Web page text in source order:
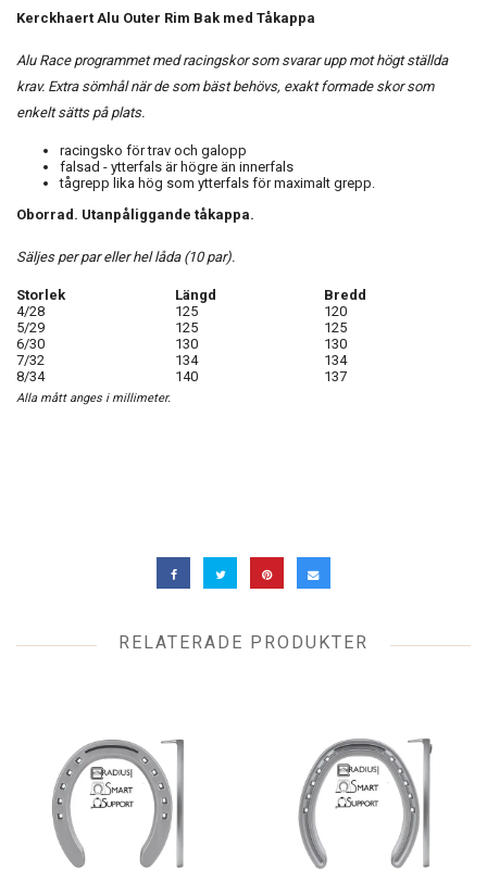
Kerckhaert Alu Outer Rim Bak med Tåkappa
Alu Race programmet med racingskor som svarar upp mot högt ställda
krav. Extra sömhål när de som bäst behövs, exakt formade skor som
enkelt sätts på plats.
racingsko för trav och galopp
falsad - ytterfals är högre än innerfals
tågrepp lika hög som ytterfals för maximalt grepp.
Oborrad. Utanpåliggande tåkappa.
Säljes per par eller hel låda (10 par).
Storlek Längd
Bredd
4/28
125
120
5/29
125
125
6/30
130
130
7/32
134
134
8/34
140 137
Alla mått anges i millimeter.
RELATERADE PRODUKTER